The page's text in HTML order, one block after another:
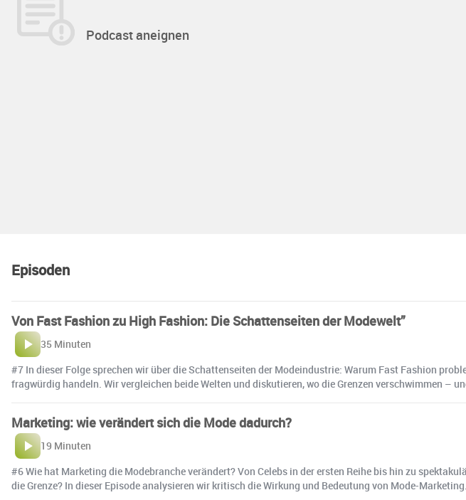
Podcast aneignen
Episoden
Von Fast Fashion zu High Fashion: Die Schattenseiten der Modewelt”
35 Minuten
#7 In dieser Folge sprechen wir über die Schattenseiten der Modeindustrie: Warum Fast Fashion
fragwürdig handeln. Wir vergleichen beide Welten und diskutieren, wo die Grenzen verschwimmen –
Marketing: wie verändert sich die Mode dadurch?
19 Minuten
#6 Wie hat Marketing die Modebranche verändert? Von Celebs in der ersten Reihe bis hin zu
die Grenze? In dieser Episode analysieren wir kritisch die Wirkung und Bedeutung von Mode-